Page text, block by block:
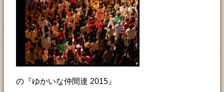
の『ゆかいな仲間達 2015』